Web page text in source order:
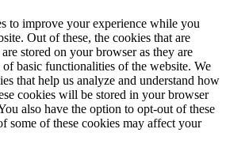
to improve your experience while you
Out of these, the cookies that are
stored on your browser as they are
basic functionalities of the website. We
that help us analyze and understand how
cookies will be stored in your browser
also have the option to opt-out of these
some of these cookies may affect your